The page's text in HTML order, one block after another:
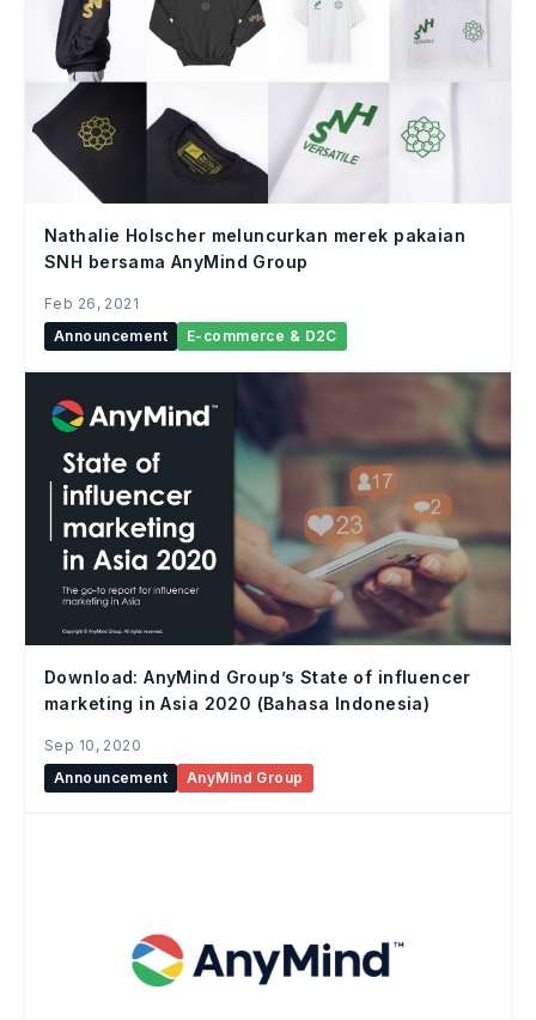
Nathalie Holscher meluncurkan merek pakaian
SNH bersama AnyMind Group
Feb 26, 2021
Announcement
E-commerce & D2C
Download: AnyMind Group’s State of influencer
marketing in Asia 2020 (Bahasa Indonesia)
Sep 10, 2020
Announcement
AnyMind Group